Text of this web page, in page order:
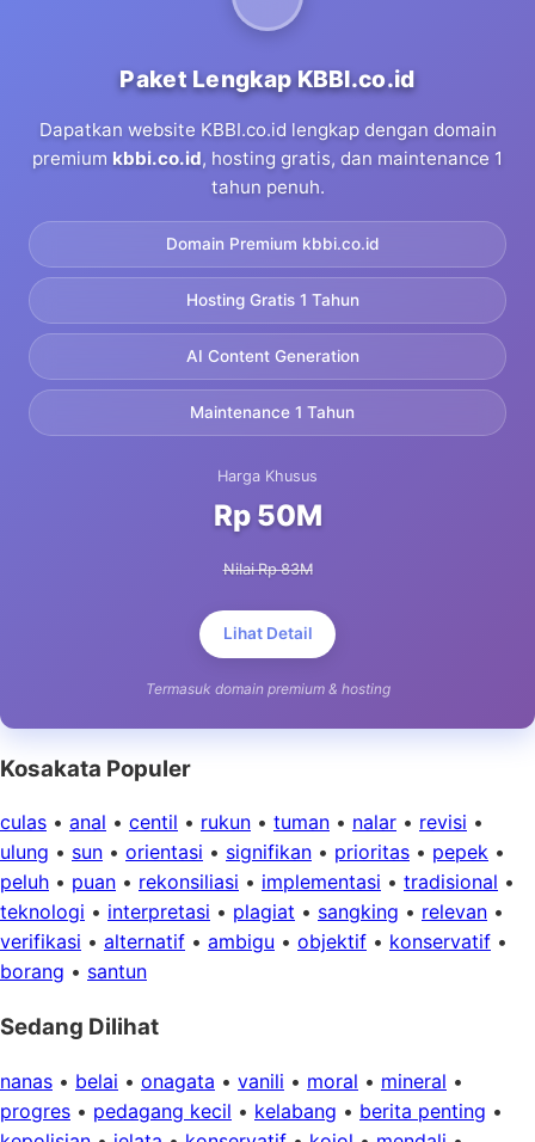
Paket Lengkap KBBI.co.id
Dapatkan website KBBI.co.id lengkap dengan domain
premium kbbi.co.id, hosting gratis, dan maintenance 1
tahun penuh.
Domain Premium kbbi.co.id
Hosting Gratis 1 Tahun
AI Content Generation
Maintenance 1 Tahun
Harga Khusus
Rp 50M
Nilai Rp 83M
Lihat Detail
Termasuk domain premium & hosting
Kosakata Populer
culas • anal • centil • rukun • tuman • nalar • revisi •
ulung • sun • orientasi • signifikan • prioritas • pepek •
peluh • puan • rekonsiliasi • implementasi • tradisional •
teknologi • interpretasi • plagiat • sangking • relevan •
verifikasi • alternatif • ambigu • objektif • konservatif •
borang • santun
Sedang Dilihat
nanas • belai • onagata • vanili • moral • mineral •
progres • pedagang kecil • kelabang • berita penting •